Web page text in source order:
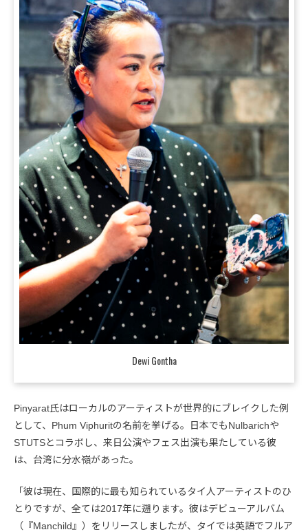
Dewi Gontha
Pinyarat氏はローカルのアーティストが世界的にブレイクした例
として、Phum Viphuritの名前を挙げる。日本でもNulbarichや
STUTSとコラボし、来日公演やフェス出演も果たしている彼
は、台湾に分水嶺があった。
「彼は現在、国際的に最も知られているタイ人アーティストのひ
とりですが、全ては2017年に遡ります。彼はデビューアルバム
（『Manchild』）をリリースしましたが、タイでは英語でフルア